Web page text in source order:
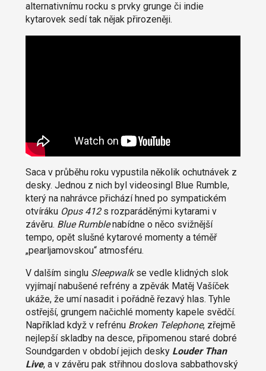
alternativnímu rocku s prvky grunge či indie
kytarovek sedí tak nějak přirozeněji.
Saca v průběhu roku vypustila několik ochutnávek z
desky. Jednou z nich byl videosingl Blue Rumble,
který na nahrávce přichází hned po sympatickém
otvíráku Opus 412s rozparáděnými kytarami v
závěru. Blue Rumblenabídne o něco svižnější
tempo, opět slušné kytarové momenty a téměř
„pearljamovskou“ atmosféru.
V dalším singlu Sleepwalkse vedle klidných slok
vyjímají nabušené refrény a zpěvák Matěj Vašíček
ukáže, že umí nasadit i pořádně řezavý hlas. Tyhle
ostřejší, grungem načichlé momenty kapele svědčí.
Například když v refrénu Broken Telephone, zřejmě
nejlepší skladby na desce, připomenou staré dobré
Soundgarden v období jejich desky Louder Than
Live, a v závěru pak střihnou doslova sabbathovský